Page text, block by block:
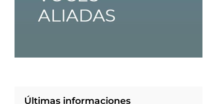
Últimas informaciones